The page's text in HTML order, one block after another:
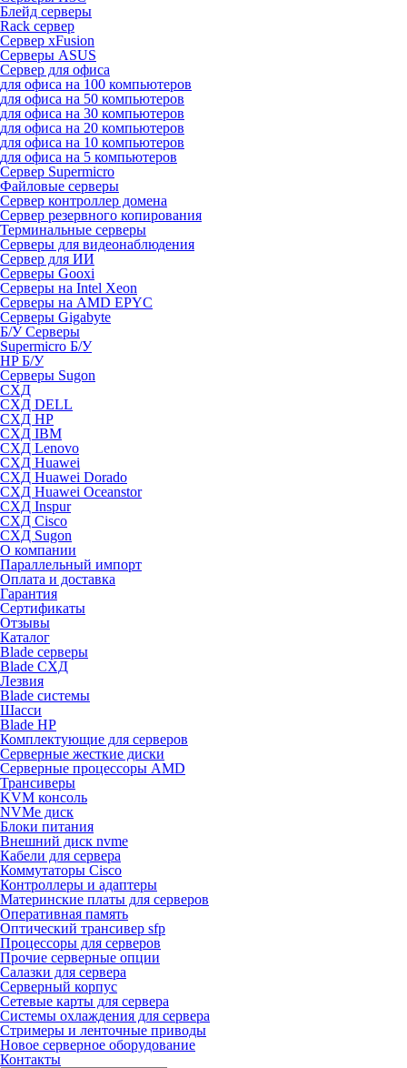
Блейд серверы
Rack сервер
Сервер xFusion
Серверы ASUS
Сервер для офиса
для офиса на 100 компьютеров
для офиса на 50 компьютеров
для офиса на 30 компьютеров
для офиса на 20 компьютеров
для офиса на 10 компьютеров
для офиса на 5 компьютеров
Сервер Supermicro
Файловые серверы
Сервер контроллер домена
Сервер резервного копирования
Терминальные серверы
Серверы для видеонаблюдения
Сервер для ИИ
Серверы Gooxi
Серверы на Intel Xeon
Серверы на AMD EPYC
Серверы Gigabyte
Б/У Серверы
Supermicro Б/У
HP Б/У
Серверы Sugon
СХД
СХД DELL
СХД HP
СХД IBM
СХД Lenovo
СХД Huawei
СХД Huawei Dorado
СХД Huawei Oceanstor
СХД Inspur
СХД Cisco
СХД Sugon
О компании
Параллельный импорт
Оплата и доставка
Гарантия
Сертификаты
Отзывы
Каталог
Blade серверы
Blade СХД
Лезвия
Blade системы
Шасси
Blade HP
Комплектующие для серверов
Серверные жесткие диски
Серверные процессоры AMD
Трансиверы
KVM консоль
NVMe диск
Блоки питания
Внешний диск nvme
Кабели для сервера
Коммутаторы Cisco
Контроллеры и адаптеры
Материнские платы для серверов
Оперативная память
Оптический трансивер sfp
Процессоры для серверов
Прочие серверные опции
Салазки для сервера
Серверный корпус
Сетевые карты для сервера
Системы охлаждения для сервера
Стримеры и ленточные приводы
Новое серверное оборудование
Контакты